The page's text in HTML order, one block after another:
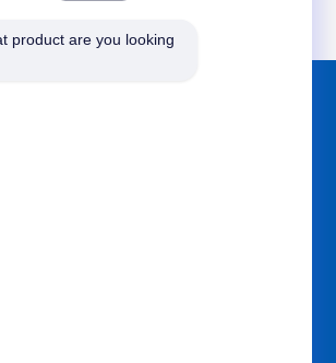
product are you looking